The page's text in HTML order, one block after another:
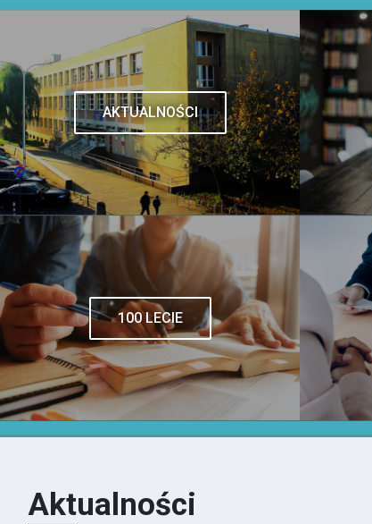
AKTUALNOŚCI
100 LECIE
Aktualności